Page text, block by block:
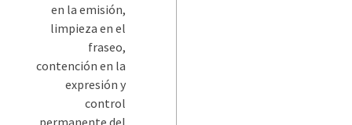
en la emisión,
limpieza en el
fraseo,
contención en la
expresión y
control
permanente del